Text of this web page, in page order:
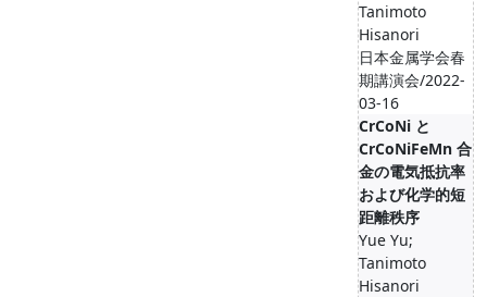
Tanimoto
Hisanori
日本金属学会春
期講演会/2022-
03-16
CrCoNi と
CrCoNiFeMn 合
金の電気抵抗率
および化学的短
距離秩序
Yue Yu;
Tanimoto
Hisanori